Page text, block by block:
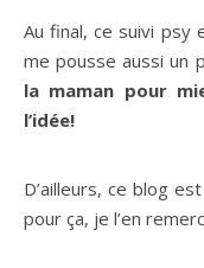
Au final, ce suivi psy
me pousse aussi un
la maman pour
l’idée!
D’ailleurs, ce blog
pour ça, je l’en